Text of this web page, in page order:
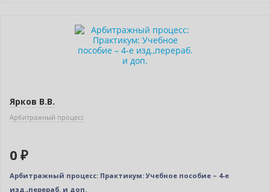
Ярков В.В.
Арбитражный процесс
0 ₽
Арбитражный процесс: Практикум: Учебное пособие – 4-е
изд.,перераб. и доп.